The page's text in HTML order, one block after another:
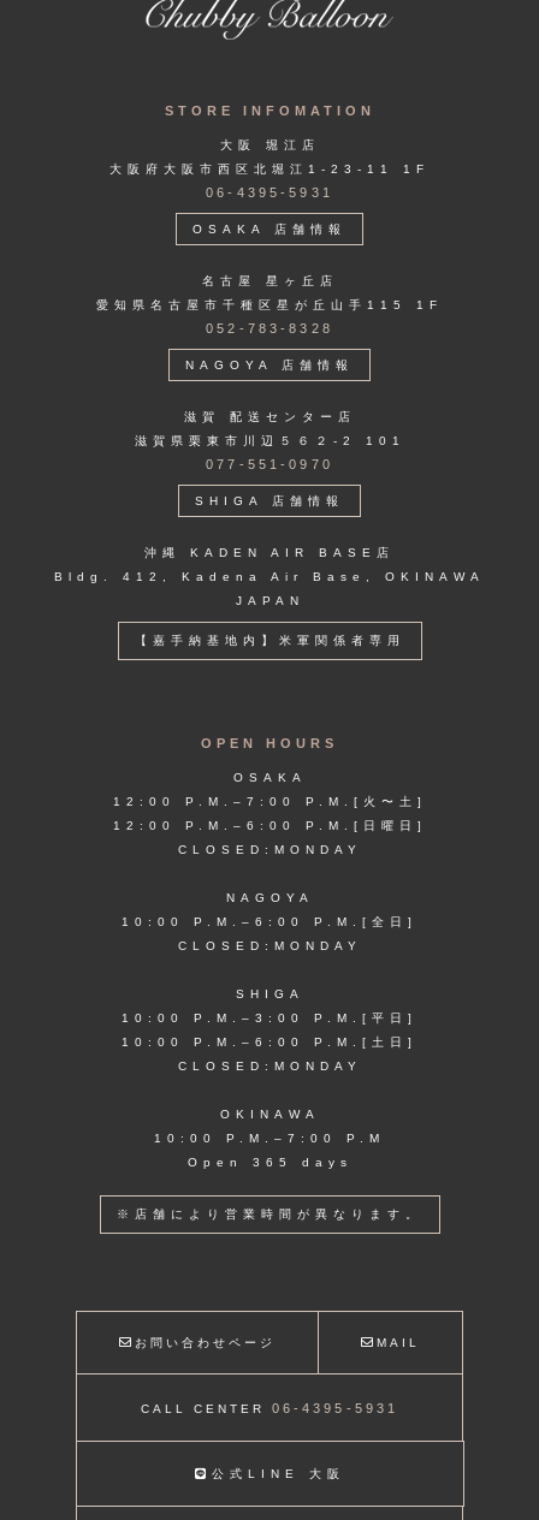
STORE INFOMATION
大阪 堀江店
大阪府大阪市西区北堀江1-23-11 1F
06-4395-5931
OSAKA 店舗情報
名古屋 星ヶ丘店
愛知県名古屋市千種区星が丘山手115 1F
052-783-8328
NAGOYA 店舗情報
滋賀 配送センター店
滋賀県栗東市川辺５６２-2 101
077-551-0970
SHIGA 店舗情報
沖縄 KADEN AIR BASE店
Bldg. 412, Kadena Air Base, OKINAWA
JAPAN
【嘉手納基地内】米軍関係者専用
OPEN HOURS
OSAKA
12:00 P.M.–7:00 P.M.[火〜土]
12:00 P.M.–6:00 P.M.[日曜日]
CLOSED:MONDAY
NAGOYA
10:00 P.M.–6:00 P.M.[全日]
CLOSED:MONDAY
SHIGA
10:00 P.M.–3:00 P.M.[平日]
10:00 P.M.–6:00 P.M.[土日]
CLOSED:MONDAY
OKINAWA
10:00 P.M.–7:00 P.M
Open 365 days
※店舗により営業時間が異なります。
お問い合わせページ MAIL
CALL CENTER 06-4395-5931
公式LINE 大阪